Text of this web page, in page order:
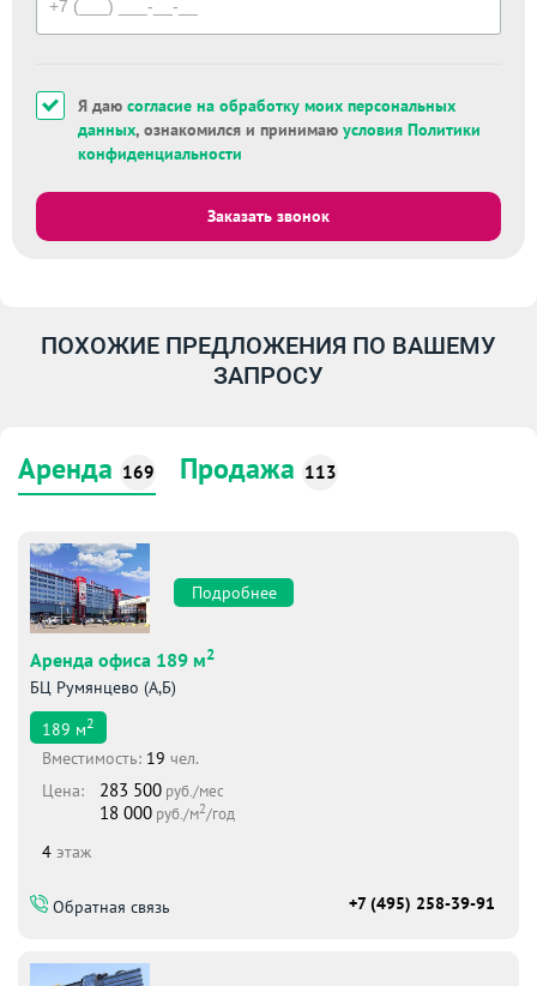
Я даю согласие на обработку моих персональных
данных, ознакомился и принимаю условия Политики
конфиденциальности
Заказать звонок
ПОХОЖИЕ ПРЕДЛОЖЕНИЯ ПО ВАШЕМУ
ЗАПРОСУ
Аренда 169 Продажа 113
Подробнее
Аренда офиса 189 м2
БЦ Румянцево (А,Б)
189 м2
Вместимоcть: 19 чел.
Цена:
283 500 руб./мес
18 000 руб./м2/год
4 этаж
Обратная связь +7 (495) 258-39-91